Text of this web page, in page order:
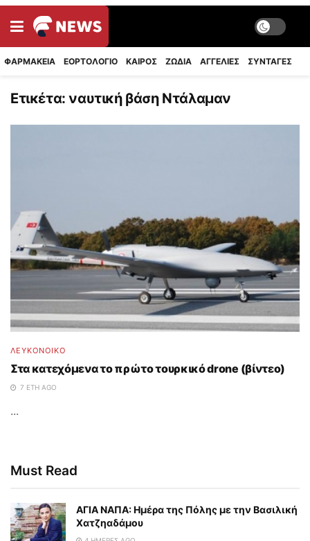
ΦΑΡΜΑΚΕΙΑ ΕΟΡΤΟΛΟΓΙΟ ΚΑΙΡΟΣ ΖΩΔΙΑ ΑΓΓΕΛΙΕΣ ΣΥΝΤΑΓΈΣ
Ετικέτα:ναυτική βάση Ντάλαμαν
ΛΕΥΚΟΝΟΙΚΟ
Στα κατεχόμενα το πρώτο τουρκικό drone (βίντεο)
7 ΈΤΗ AGO
...
Must Read
ΑΓΙΑ ΝΑΠΑ: Ημέρα της Πόλης με την Βασιλική
Χατζηαδάμου